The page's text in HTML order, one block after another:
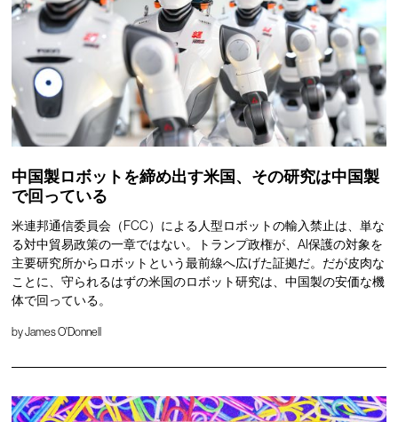
中国製ロボットを締め出す米国、その研究は中国製
で回っている
米連邦通信委員会（FCC）による人型ロボットの輸入禁止は、単な
る対中貿易政策の一章ではない。トランプ政権が、AI保護の対象を
主要研究所からロボットという最前線へ広げた証拠だ。だが皮肉な
ことに、守られるはずの米国のロボット研究は、中国製の安価な機
体で回っている。
byJames O'Donnell